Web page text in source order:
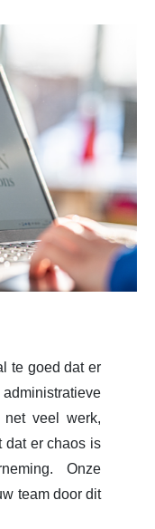
te goed dat er
veel werk,
dat er chaos is
Onze
team door dit